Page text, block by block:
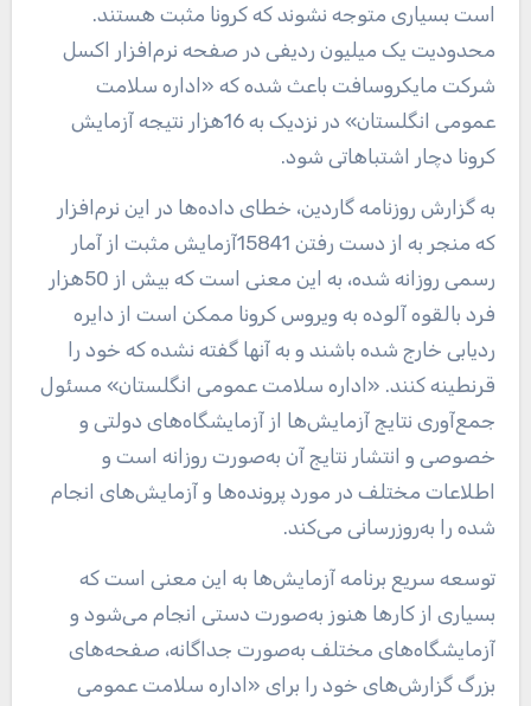
است بسیاری متوجه نشوند که کرونا مثبت هستند.
محدودیت یک میلیون ردیفی در صفحه نرم‌افزار اکسل
شرکت مایکروسافت باعث شده که «اداره سلامت
عمومی انگلستان» در نزدیک به 16هزار نتیجه آزمایش
کرونا دچار اشتباهاتی شود.
به گزارش روزنامه گاردین، خطای داده‌ها در این نرم‌افزار
که منجر به از دست رفتن 15841آزمایش مثبت از آمار
رسمی روزانه شده، به این معنی است که بیش از 50هزار
فرد بالقوه آلوده به ویروس کرونا ممکن است از دایره
ردیابی خارج شده باشند و به آنها گفته نشده که خود را
قرنطینه کنند. «اداره سلامت عمومی انگلستان» مسئول
جمع‌آوری نتایج آزمایش‌ها از آزمایشگاه‌های دولتی و
خصوصی و انتشار نتایج آن به‌صورت روزانه است و
اطلاعات مختلف در مورد پرونده‌ها و آزمایش‌های انجام
شده را به‌روزرسانی می‌کند.
توسعه سریع برنامه آزمایش‌ها به این معنی است که
بسیاری از کارها هنوز به‌صورت دستی انجام می‌شود و
آزمایشگاه‌های مختلف به‌صورت جداگانه، صفحه‌های
بزرگ گزارش‌های خود را برای «اداره سلامت عمومی